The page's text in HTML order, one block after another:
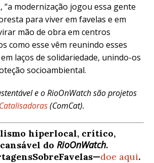
“a modernização jogou essa gente
para viver em favelas e em
mão de obra em centros
como esse vêm reunindo esses
laços de solidariedade, unindo-os
socioambiental.
e o RioOnWatch são projetos
(ComCat).
hiperlocal, crítico,
do RioOnWatch.
doe aqui.